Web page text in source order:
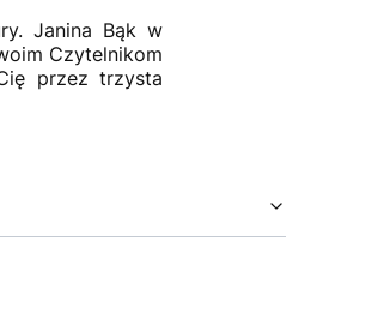
Janina Bąk w
Czytelnikom
przez trzysta